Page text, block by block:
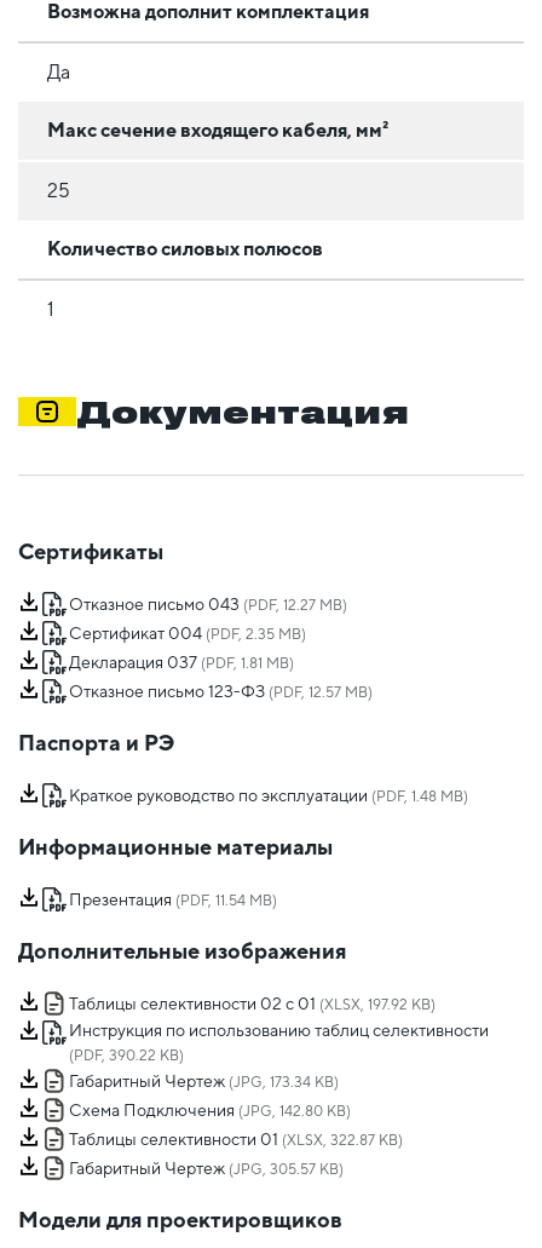
Возможна дополнит комплектация
Да
Макс сечение входящего кабеля, мм²
25
Количество силовых полюсов
1
Документация
Сертификаты
Отказное письмо 043 (PDF, 12.27 MB)
Сертификат 004 (PDF, 2.35 MB)
Декларация 037 (PDF, 1.81 MB)
Отказное письмо 123-ФЗ (PDF, 12.57 MB)
Паспорта и РЭ
Краткое руководство по эксплуатации (PDF, 1.48 MB)
Информационные материалы
Презентация (PDF, 11.54 MB)
Дополнительные изображения
Таблицы селективности 02 с 01 (XLSX, 197.92 KB)
Инструкция по использованию таблиц селективности
(PDF, 390.22 KB)
Габаритный Чертеж (JPG, 173.34 KB)
Схема Подключения (JPG, 142.80 KB)
Таблицы селективности 01 (XLSX, 322.87 KB)
Габаритный Чертеж (JPG, 305.57 KB)
Модели для проектировщиков